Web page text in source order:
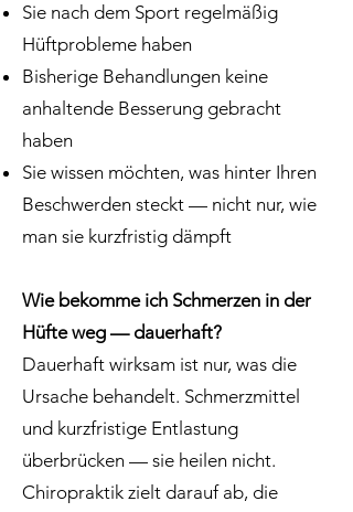
Sie nach dem Sport regelmäßig
Hüftprobleme haben
Bisherige Behandlungen keine
anhaltende Besserung gebracht
haben
Sie wissen möchten, was hinter Ihren
Beschwerden steckt — nicht nur, wie
man sie kurzfristig dämpft
Wie bekomme ich Schmerzen in der
Hüfte weg — dauerhaft?
Dauerhaft wirksam ist nur, was die
Ursache behandelt. Schmerzmittel
und kurzfristige Entlastung
überbrücken — sie heilen nicht.
Chiropraktik zielt darauf ab, die